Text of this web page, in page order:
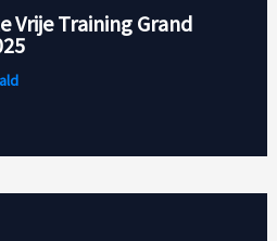
Vrije Training Grand